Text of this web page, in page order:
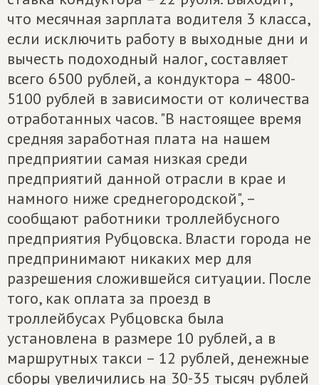
что месячная зарплата водителя 3 класса,
если исключить работу в выходные дни и
вычесть подоходный налог, составляет
всего 6500 рублей, а кондуктора – 4800-
5100 рублей в зависимости от количества
отработанных часов. "В настоящее время
средняя заработная плата на нашем
предприятии самая низкая среди
предприятий данной отрасли в крае и
намного ниже среднегородской", –
сообщают работники троллейбусного
предприятия Рубцовска. Власти города не
предпринимают никаких мер для
разрешения сложившейся ситуации. После
того, как оплата за проезд в
троллейбусах Рубцовска была
установлена в размере 10 рублей, а в
маршрутных такси – 12 рублей, денежные
сборы увеличились на 30-35 тысяч рублей